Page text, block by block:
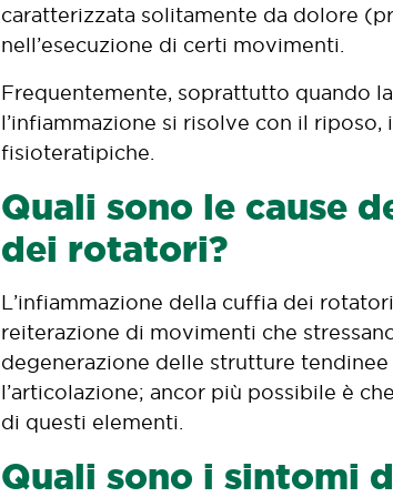
caratterizzata solitamente da dolore
nell’esecuzione di certi movimenti.
Frequentemente, soprattutto quando
l’infiammazione si risolve con il
fisioteratipiche.
Quali sono le cause
dei rotatori?
L’infiammazione della cuffia dei
reiterazione di movimenti che
degenerazione delle strutture
l’articolazione; ancor più possibile è
di questi elementi.
Quali sono i sintomi